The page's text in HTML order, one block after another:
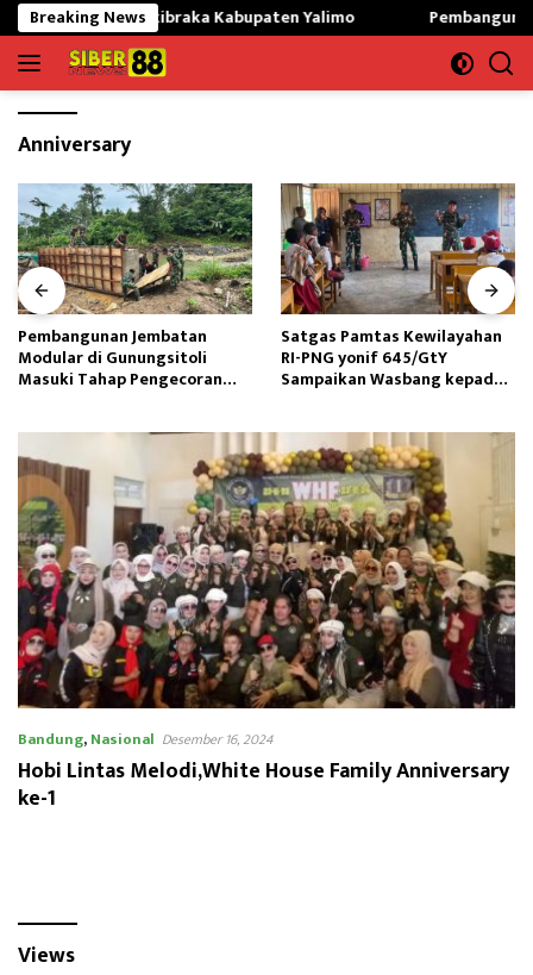
Langsung
ke
konten
Breaking News
Paskibraka Kabupaten Yalimo Pembangunan
Anniversary
Pembangunan Jembatan
Modular di Gunungsitoli
Masuki Tahap Pengecoran
Satgas Pamtas Kewilayahan
RI-PNG yonif 645/GtY
Sampaikan Wasbang kepada
Bandung,Nasional Desember 16, 2024
Hobi Lintas Melodi,White House Family Anniversary
ke-1
Views